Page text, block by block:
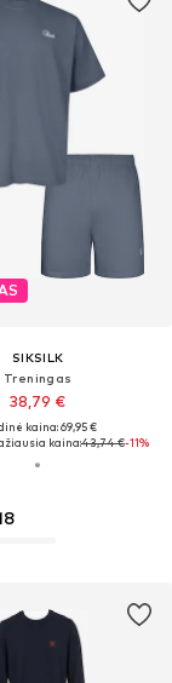
SIKSILK
Treningas
38,79 €
kaina: 69,95 €
kaina:43,74 €-11%